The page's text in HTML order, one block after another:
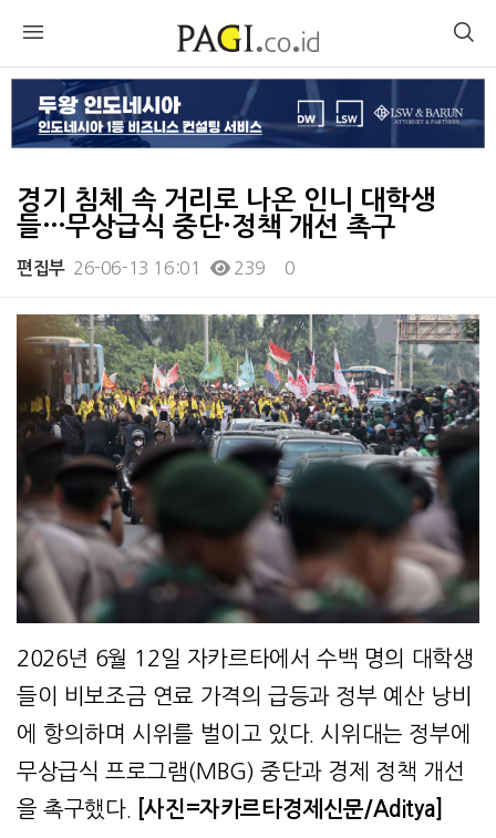
경기 침체 속 거리로 나온 인니 대학생
들…무상급식 중단·정책 개선 촉구
편집부 26-06-13 16:01 239 0
본문
2026년 6월 12일 자카르타에서 수백 명의 대학생
들이 비보조금 연료 가격의 급등과 정부 예산 낭비
에 항의하며 시위를 벌이고 있다. 시위대는 정부에
무상급식 프로그램(MBG) 중단과 경제 정책 개선
을 촉구했다.
[사진=자카르타경제신문/Aditya]